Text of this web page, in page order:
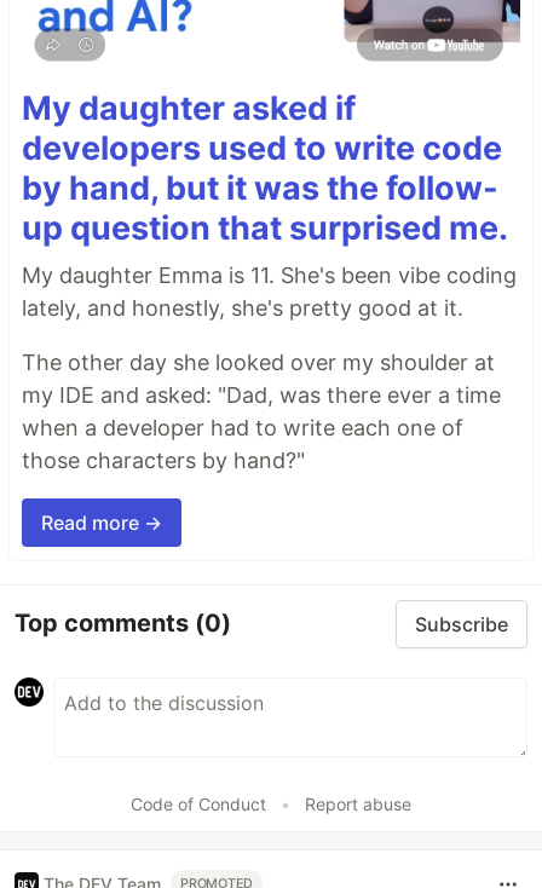
My daughter asked if
developers used to write code
by hand, but it was the follow-
up question that surprised me.
My daughter Emma is 11. She's been vibe coding
lately, and honestly, she's pretty good at it.
The other day she looked over my shoulder at
my IDE and asked: "Dad, was there ever a time
when a developer had to write each one of
those characters by hand?"
Read more →
Top comments (0) Subscribe
Code of Conduct • Report abuse
PROMOTED